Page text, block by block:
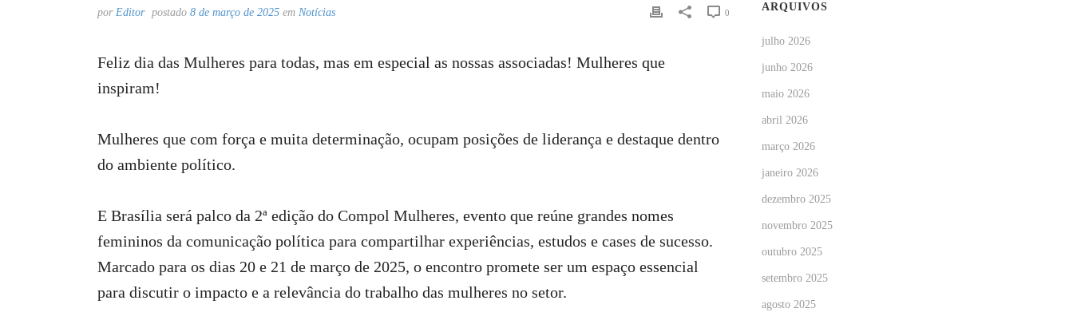
por Editor postado 8 de março de 2025 em Notícias 0
Feliz dia das Mulheres para todas, mas em especial as nossas associadas! Mulheres que
inspiram!
Mulheres que com força e muita determinação, ocupam posições de liderança e destaque dentro
do ambiente político.
E Brasília será palco da 2ª edição do Compol Mulheres, evento que reúne grandes nomes
femininos da comunicação política para compartilhar experiências, estudos e cases de sucesso.
Marcado para os dias 20 e 21 de março de 2025, o encontro promete ser um espaço essencial
para discutir o impacto e a relevância do trabalho das mulheres no setor.
ARQUIVOS
julho 2026
junho 2026
maio 2026
abril 2026
março 2026
janeiro 2026
dezembro 2025
novembro 2025
outubro 2025
setembro 2025
agosto 2025